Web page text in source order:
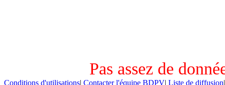
Pas assez de
Conditions d'utilisations| Contacter l'équipe BDPV| Liste de diffusion